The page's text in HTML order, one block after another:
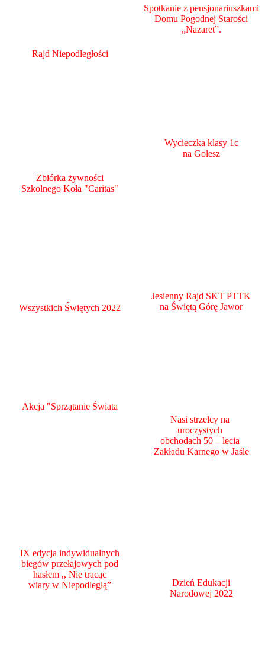
Rajd Niepodległości
Spotkanie z pensjonariuszkami
Domu Pogodnej Starości
„Nazaret”.
Zbiórka żywności
Szkolnego Koła "Caritas"
Wycieczka klasy 1c
na Golesz
Wszystkich Świętych 2022
Jesienny Rajd SKT PTTK
na Świętą Górę Jawor
Akcja "Sprzątanie Świata
Nasi strzelcy na
uroczystych
obchodach 50 – lecia
Zakładu Karnego w Jaśle
IX edycja indywidualnych
biegów przełajowych pod
hasłem ,, Nie tracąc
wiary w Niepodległą”
Dzień Edukacji
Narodowej 2022